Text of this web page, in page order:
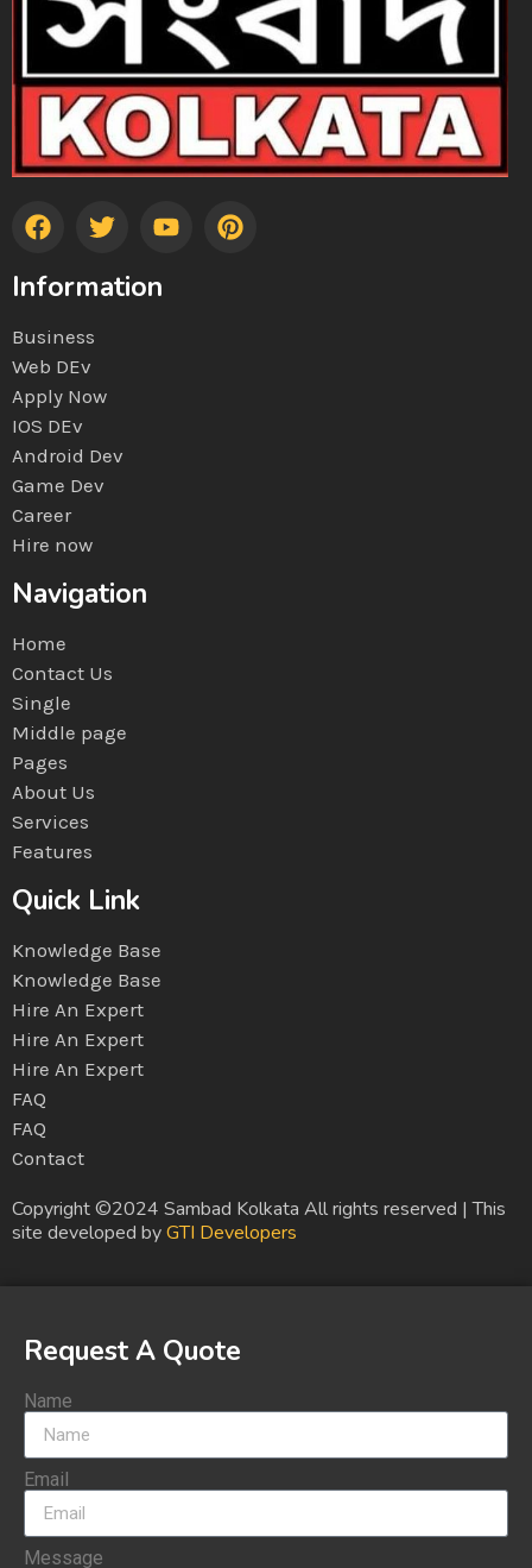
Information
Business
Web DEv
Apply Now
IOS DEv
Android Dev
Game Dev
Career
Hire now
Navigation
Home
Contact Us
Single
Middle page
Pages
About Us
Services
Features
Quick Link
Knowledge Base
Knowledge Base
Hire An Expert
Hire An Expert
Hire An Expert
FAQ
FAQ
Contact
Copyright ©2024 Sambad Kolkata All rights reserved | This
site developed byGTI Developers
Request A Quote
Name
Email
Message